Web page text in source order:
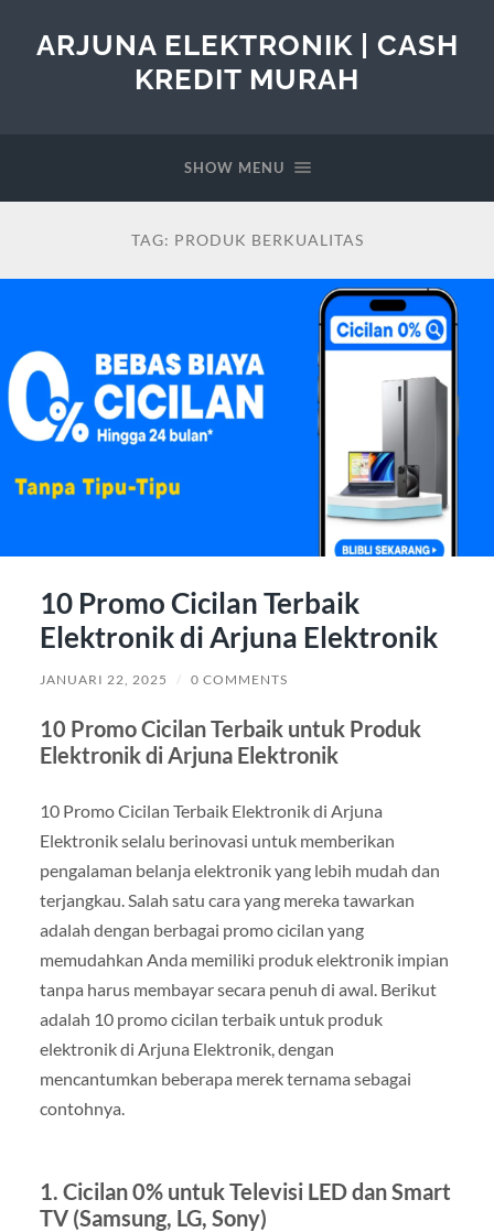
ARJUNA ELEKTRONIK | CASH
KREDIT MURAH
SHOW MENU
TAG: PRODUK BERKUALITAS
10 Promo Cicilan Terbaik
Elektronik di Arjuna Elektronik
JANUARI 22, 2025 / 0 COMMENTS
10 Promo Cicilan Terbaik untuk Produk
Elektronik di Arjuna Elektronik
10 Promo Cicilan Terbaik Elektronik di Arjuna
Elektronik selalu berinovasi untuk memberikan
pengalaman belanja elektronik yang lebih mudah dan
terjangkau. Salah satu cara yang mereka tawarkan
adalah dengan berbagai promo cicilan yang
memudahkan Anda memiliki produk elektronik impian
tanpa harus membayar secara penuh di awal. Berikut
adalah 10 promo cicilan terbaik untuk produk
elektronik di Arjuna Elektronik, dengan
mencantumkan beberapa merek ternama sebagai
contohnya.
1. Cicilan 0% untuk Televisi LED dan Smart
TV (Samsung, LG, Sony)